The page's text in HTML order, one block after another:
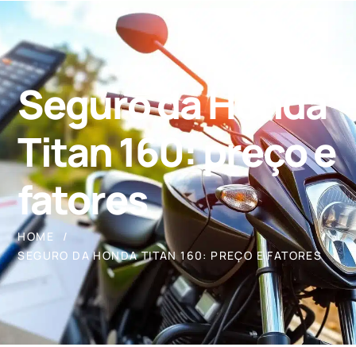
Seguro da Honda
Titan 160: preço e
fatores
HOME
SEGURO DA HONDA TITAN 160: PREÇO E FATORES